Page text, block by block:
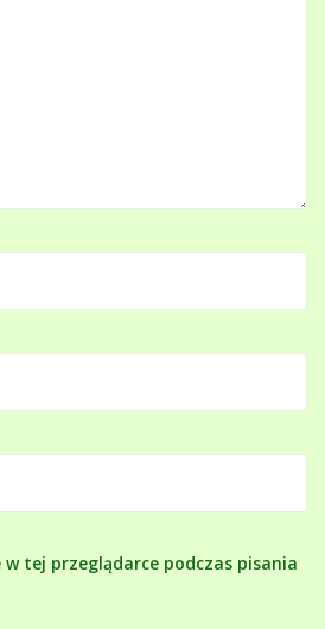
tej przeglądarce podczas pisania